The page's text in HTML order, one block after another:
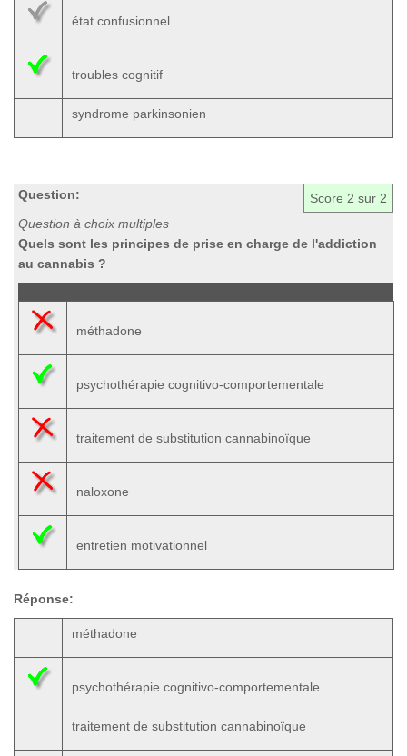
état confusionnel
troubles cognitif
syndrome parkinsonien
Score 2 sur 2
Question:
Question à choix multiples
Quels sont les principes de prise en charge de l'addiction
au cannabis ?
méthadone
psychothérapie cognitivo-comportementale
traitement de substitution cannabinoïque
naloxone
entretien motivationnel
Réponse:
méthadone
psychothérapie cognitivo-comportementale
traitement de substitution cannabinoïque